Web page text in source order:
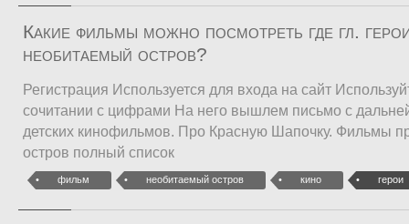
Какие фильмы можно посмотреть где гл.
необитаемый остров?
Регистрация Используется для входа на сайт
сочитании с цифрами На него вышлем письмо с
детских кинофильмов. Про Красную Шапочку. Фильмы
остров полный список
фильм необитаемый остров кино герои